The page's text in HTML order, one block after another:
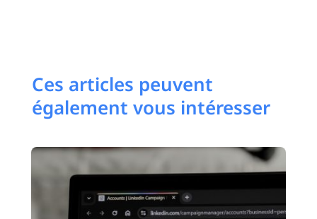
Ces articles peuvent
également vous intéresser